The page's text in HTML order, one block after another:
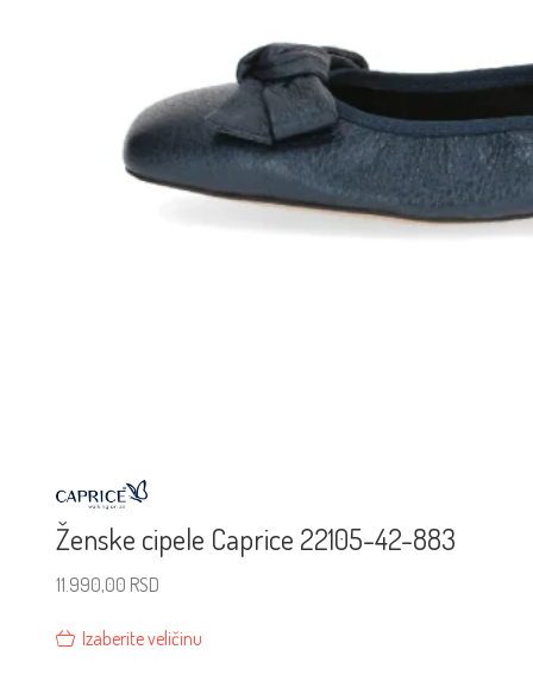
Ženske cipele Caprice 22105-42-883
11.990,00 RSD
Izaberite veličinu